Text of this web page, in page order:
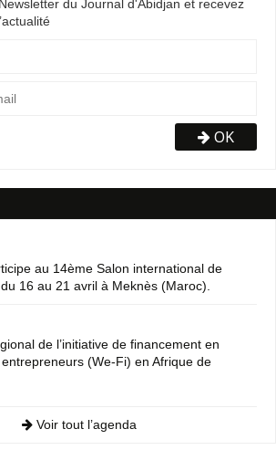
du Journal d'Abidjan et recevez
OK
au 14ème Salon international de
16 au 21 avril à Meknès (Maroc).
de l’initiative de financement en
(We-Fi) en Afrique de
Voir tout l’agenda